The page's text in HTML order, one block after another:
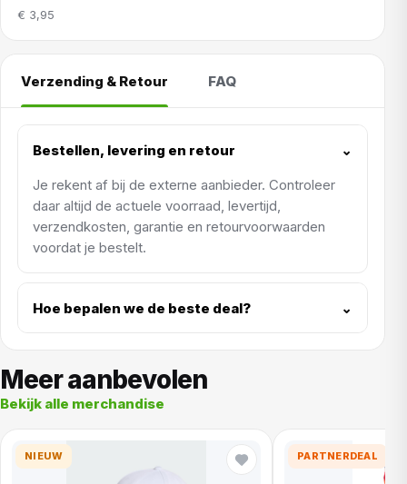
€ 3,95
Verzending & Retour FAQ
Bestellen, levering en retour ⌄
Je rekent af bij de externe aanbieder. Controleer
daar altijd de actuele voorraad, levertijd,
verzendkosten, garantie en retourvoorwaarden
voordat je bestelt.
Hoe bepalen we de beste deal? ⌄
Meer aanbevolen
Bekijk alle merchandise
NIEUW PARTNERDEAL